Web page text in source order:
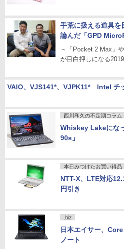
手荒に扱える道具を
論んだ「GPD
～「Pocket 2 Max」
が目白押しになる
VAIO、VJS141*、VJPK11* Intel チ
西川和久の不定期コラム
Whiskey Lakeにな
90s」
本日みつけたお買い得品
NTT-X、LTE対応
円引き
.biz
日本エイサー、
ノート